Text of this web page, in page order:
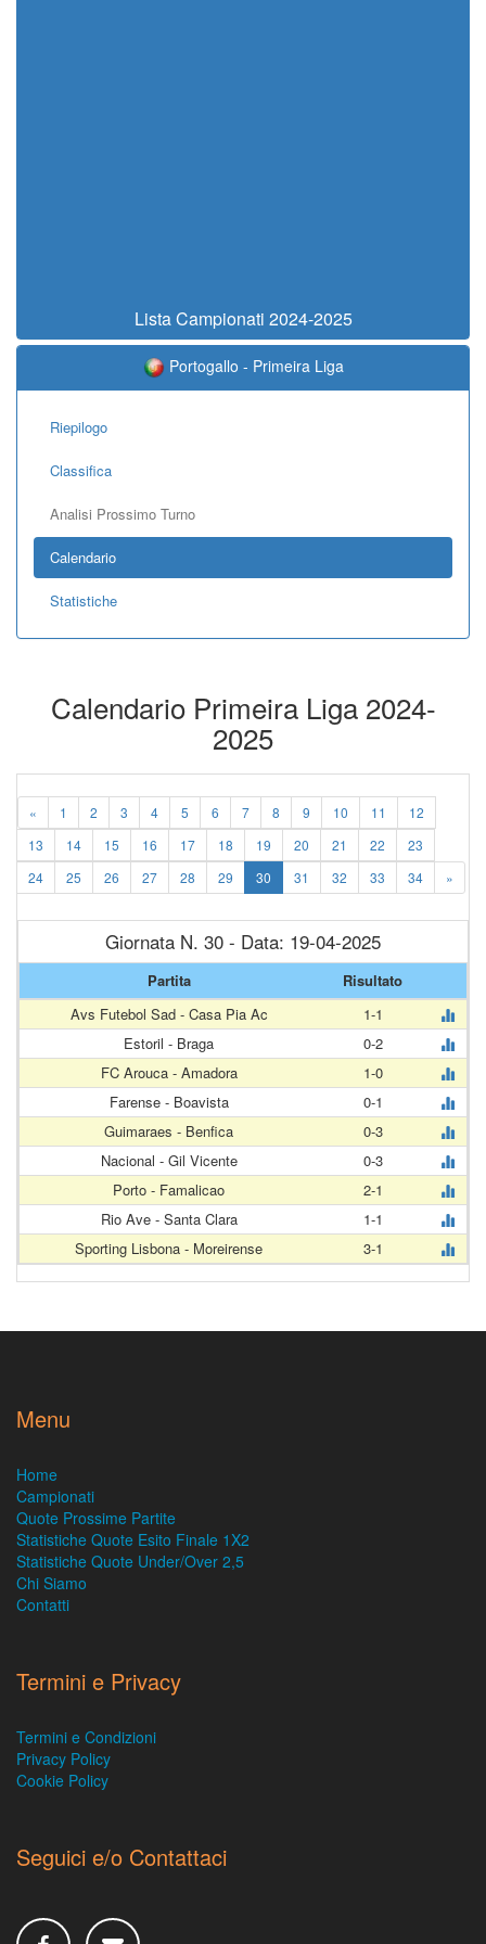
Lista Campionati 2024-2025
Portogallo - Primeira Liga
Riepilogo
Classifica
Analisi Prossimo Turno
Calendario
Statistiche
Calendario Primeira Liga 2024-
2025
« 1 2 3 4 5 6 7 8 9 10 11
12
13
14 15 16 17 18 19 20 21 22
23
24
25 26 27 28 29 30 31 32 33 34 »
Giornata N. 30 - Data: 19-04-2025
Partita
Risultato
Avs Futebol Sad - Casa Pia Ac
1-1
Estoril - Braga
0-2
FC Arouca - Amadora
1-0
Farense - Boavista
0-1
Guimaraes - Benfica
0-3
Nacional - Gil Vicente
0-3
Porto - Famalicao
2-1
Rio Ave - Santa Clara
1-1
Sporting Lisbona - Moreirense
3-1
Menu
Home
Campionati
Quote Prossime Partite
Statistiche Quote Esito Finale 1X2
Statistiche Quote Under/Over 2,5
Chi Siamo
Contatti
Termini e Privacy
Termini e Condizioni
Privacy Policy
Cookie Policy
Seguici e/o Contattaci